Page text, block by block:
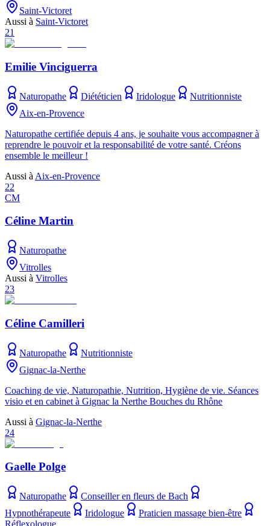
Saint-Victoret
Aussi à Saint-Victoret
21
Emilie Vinciguerra
Naturopathe Diététicien Iridologue
Nutritionniste
Aix-en-Provence
Naturopathe certifiée depuis 4 ans, je souhaite vous accompagner à
reprendre le pouvoir et la responsabilité de votre santé. Créons
ensemble le meilleur !
Aussi à Aix-en-Provence
22
CM
Céline Martin
Naturopathe
Vitrolles
Aussi à Vitrolles
23
Céline Camilleri
Naturopathe
Nutritionniste
Gignac-la-Nerthe
Coaching de vie, Naturopathie, Nutrition, Hygiène de vie. Séances
visio et en cabinet à Gignac la Nerthe Bouches du Rhône
Aussi à Gignac-la-Nerthe
24
Gaelle Polge
Naturopathe
Conseiller en fleurs de Bach
Hypnothérapeute
Iridologue
Praticien massage bien-être
Réflexologue